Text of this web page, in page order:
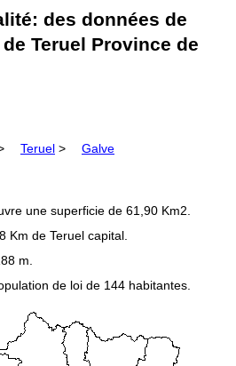
des données de
Teruel Province de
Teruel > Galve
une superficie de 61,90 Km2.
Km de Teruel capital.
m.
de loi de 144 habitantes.